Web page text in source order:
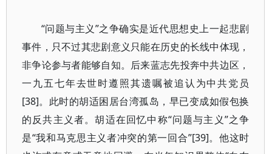
“问题与主义”之争确实是近代思想史上一起悲剧
事件，只不过其悲剧意义只能在历史的长线中体现，
非争论参与者能够自知。后来蓝志先投奔中共边区，
一九五七年去世时遵照其遗嘱被追认为中共党员
[38]。此时的胡适困居台湾孤岛，早已变成如假包换
的反共主义者。胡适在回忆中称“问题与主义”之争
是“我和马克思主义者冲突的第一回合”[39]。他这时